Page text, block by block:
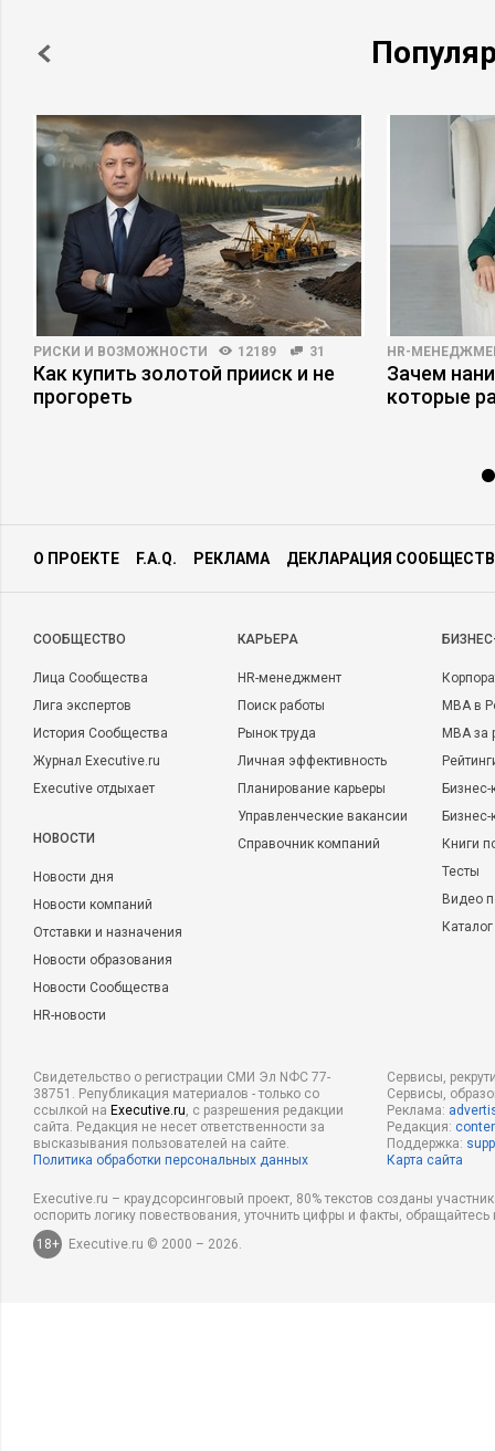
РИСКИ И ВОЗМОЖНОСТИ 12189 31
Как купить золотой прииск и не
прогореть
HR-
Зачем
которые
О ПРОЕКТЕ F.A.Q. РЕКЛАМА ДЕКЛАРАЦИЯ
CООБЩЕСТВО
Лица Сообщества
Лига экспертов
История Сообщества
Журнал Executive.ru
Executive отдыхает
НОВОСТИ
Новости дня
Новости компаний
Отставки и назначения
Новости образования
Новости Сообщества
HR-новости
КАРЬЕРА
HR-менеджмент
Поиск работы
Рынок труда
Личная эффективность
Планирование карьеры
Управленческие вакансии
Справочник компаний
MBA в
MBA
Бизнес-
Книги
Тесты
Видео
Свидетельство о регистрации СМИ Эл NФС 77-
38751. Републикация материалов - только со
ссылкой на Executive.ru, с разрешения редакции
сайта. Редакция не несет ответственности за
высказывания пользователей на сайте.
Политика обработки персональных данных
Сервисы,
Сервисы,
Реклама:
Редакция:
Поддержка:
Карта сайта
Executive.ru – краудсорсинговый проект, 80% текстов созданы
оспорить логику повествования, уточнить цифры и факты,
18+
Executive.ru © 2000 – 2026.